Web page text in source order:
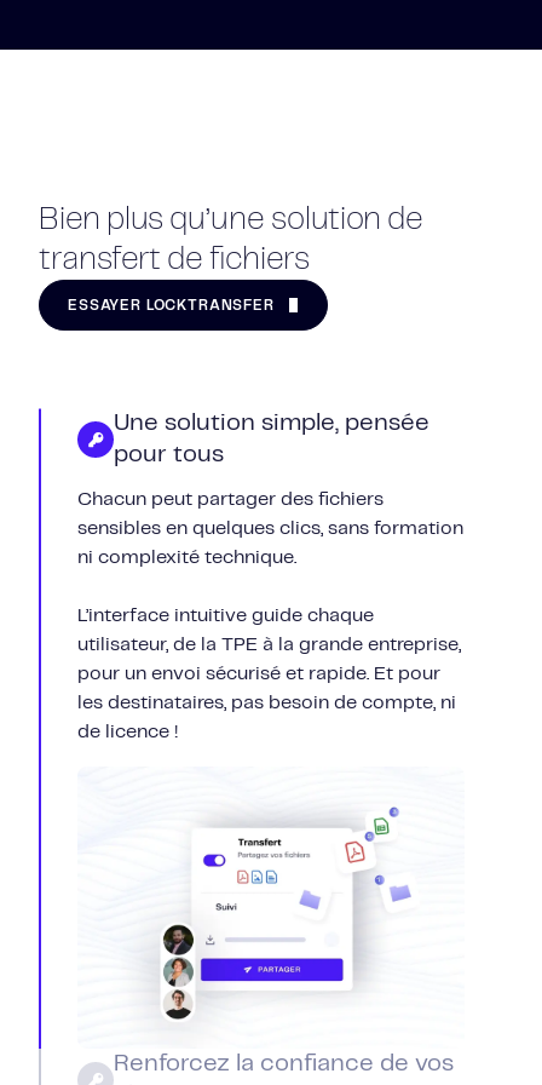
Bien plus qu’une solution de
transfert de fichiers
ESSAYER LOCKTRANSFER
Une solution simple, pensée
pour tous
Chacun peut partager des fichiers
sensibles en quelques clics, sans formation
ni complexité technique.
L’interface intuitive guide chaque
utilisateur, de la TPE à la grande entreprise,
pour un envoi sécurisé et rapide. Et pour
les destinataires, pas besoin de compte, ni
de licence !
Renforcez la confiance de vos